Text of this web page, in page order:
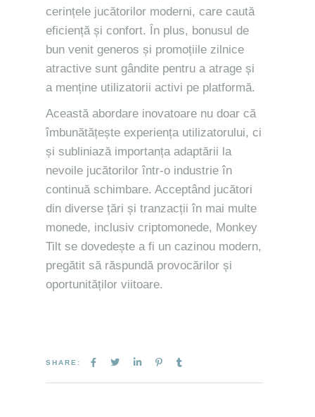
cerințele jucătorilor moderni, care caută
eficiență și confort. În plus, bonusul de
bun venit generos și promoțiile zilnice
atractive sunt gândite pentru a atrage și
a menține utilizatorii activi pe platformă.
Această abordare inovatoare nu doar că
îmbunătățește experiența utilizatorului, ci
și subliniază importanța adaptării la
nevoile jucătorilor într-o industrie în
continuă schimbare. Acceptând jucători
din diverse țări și tranzacții în mai multe
monede, inclusiv criptomonede, Monkey
Tilt se dovedește a fi un cazinou modern,
pregătit să răspundă provocărilor și
oportunităților viitoare.
SHARE: